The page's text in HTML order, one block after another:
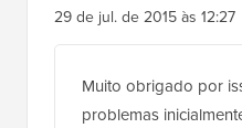
29 de jul. de 2015 às 12:27
Muito obrigado por
problemas